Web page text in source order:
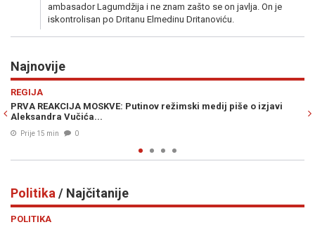
ambasador Lagumdžija i ne znam zašto se on javlja. On je
iskontrolisan po Dritanu Elmedinu Dritanoviću.
Najnovije
o izjavi
TRIK PROFESIONALNIH KUHARA: Najbrža i najatraktivnija
meza na čačkalicu...
Prije 16 min
Politika / Najčitanije